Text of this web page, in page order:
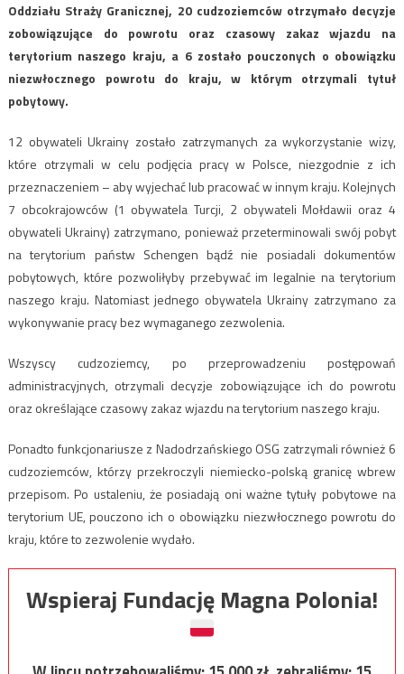
Oddziału Straży Granicznej, 20 cudzoziemców otrzymało decyzje
zobowiązujące do powrotu oraz czasowy zakaz wjazdu na
terytorium naszego kraju, a 6 zostało pouczonych o obowiązku
niezwłocznego powrotu do kraju, w którym otrzymali tytuł
pobytowy.
12 obywateli Ukrainy zostało zatrzymanych za wykorzystanie wizy,
które otrzymali w celu podjęcia pracy w Polsce, niezgodnie z ich
przeznaczeniem – aby wyjechać lub pracować w innym kraju. Kolejnych
7 obcokrajowców (1 obywatela Turcji, 2 obywateli Mołdawii oraz 4
obywateli Ukrainy) zatrzymano, ponieważ przeterminowali swój pobyt
na terytorium państw Schengen bądź nie posiadali dokumentów
pobytowych, które pozwoliłyby przebywać im legalnie na terytorium
naszego kraju. Natomiast jednego obywatela Ukrainy zatrzymano za
wykonywanie pracy bez wymaganego zezwolenia.
Wszyscy cudzoziemcy, po przeprowadzeniu postępowań
administracyjnych, otrzymali decyzje zobowiązujące ich do powrotu
oraz określające czasowy zakaz wjazdu na terytorium naszego kraju.
Ponadto funkcjonariusze z Nadodrzańskiego OSG zatrzymali również 6
cudzoziemców, którzy przekroczyli niemiecko-polską granicę wbrew
przepisom. Po ustaleniu, że posiadają oni ważne tytuły pobytowe na
terytorium UE, pouczono ich o obowiązku niezwłocznego powrotu do
kraju, które to zezwolenie wydało.
Wspieraj Fundację Magna Polonia!